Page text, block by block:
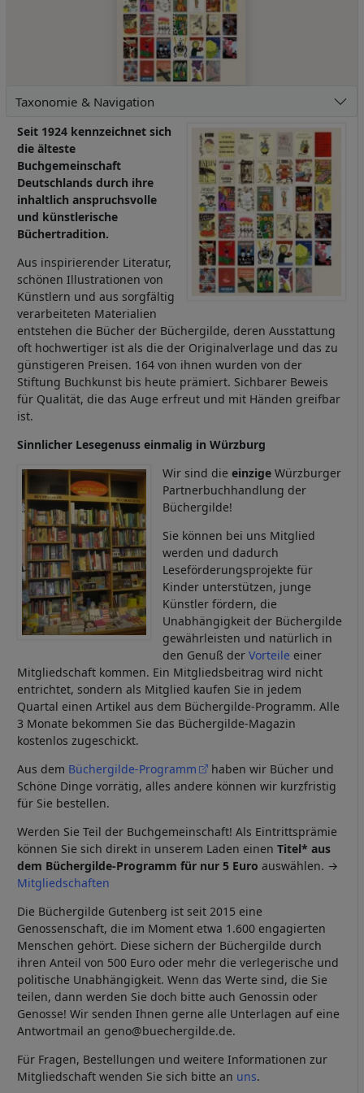
Taxonomie & Navigation
Seit 1924 kennzeichnet sich
die älteste
Buchgemeinschaft
Deutschlands durch ihre
inhaltlich anspruchsvolle
und künstlerische
Büchertradition.
Aus inspirierender Literatur,
schönen Illustrationen von
Künstlern und aus sorgfältig
verarbeiteten Materialien
entstehen die Bücher der Büchergilde, deren Ausstattung
oft hochwertiger ist als die der Originalverlage und das zu
günstigeren Preisen. 164 von ihnen wurden von der
Stiftung Buchkunst bis heute prämiert. Sichbarer Beweis
für Qualität, die das Auge erfreut und mit Händen greifbar
ist.
Sinnlicher Lesegenuss einmalig in Würzburg
Image
Wir sind die einzige Würzburger
Partnerbuchhandlung der
Büchergilde!
Sie können bei uns Mitglied
werden und dadurch
Leseförderungsprojekte für
Kinder unterstützen, junge
Künstler fördern, die
Unabhängigkeit der Büchergilde
gewährleisten und natürlich in
den Genuß der Vorteile einer
Mitgliedschaft kommen. Ein Mitgliedsbeitrag wird nicht
entrichtet, sondern als Mitglied kaufen Sie in jedem
Quartal einen Artikel aus dem Büchergilde-Programm. Alle
3 Monate bekommen Sie das Büchergilde-Magazin
kostenlos zugeschickt.
Aus dem Büchergilde-Programm
haben wir Bücher und
Schöne Dinge vorrätig, alles andere können wir kurzfristig
für Sie bestellen.
Werden Sie Teil der Buchgemeinschaft! Als Eintrittsprämie
können Sie sich direkt in unserem Laden einen Titel* aus
dem Büchergilde-Programm für nur 5 Euro auswählen. →
Mitgliedschaften
Die Büchergilde Gutenberg ist seit 2015 eine
Genossenschaft, die im Moment etwa 1.600 engagierten
Menschen gehört. Diese sichern der Büchergilde durch
ihren Anteil von 500 Euro oder mehr die verlegerische und
politische Unabhängigkeit. Wenn das Werte sind, die Sie
teilen, dann werden Sie doch bitte auch Genossin oder
Genosse! Wir senden Ihnen gerne alle Unterlagen auf eine
Antwortmail an geno@buechergilde.de.
Für Fragen, Bestellungen und weitere Informationen zur
Mitgliedschaft wenden Sie sich bitte an uns.